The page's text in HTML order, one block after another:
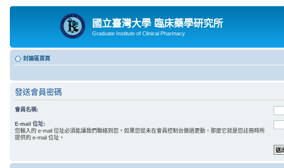
國立臺灣大學 臨床藥學研究所
Graduate Institute of Clinical Pharmacy
討論區首頁
發送會員密碼
會員名稱:
E-mail 位址:
您輸入的 e-mail 位址必須能讓我們聯絡到您。如果您從未在會員控制台做過更動，那麼它就是您註冊時所
提供的 e-mail 位址。